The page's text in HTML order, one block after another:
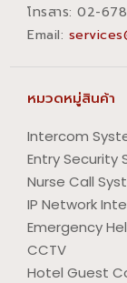
โทรสาร:​ 02-
Email:
หมวดหมู่สินค้า
Intercom
Entry Security
Nurse Call
IP Network
Emergency
CCTV
Hotel Guest